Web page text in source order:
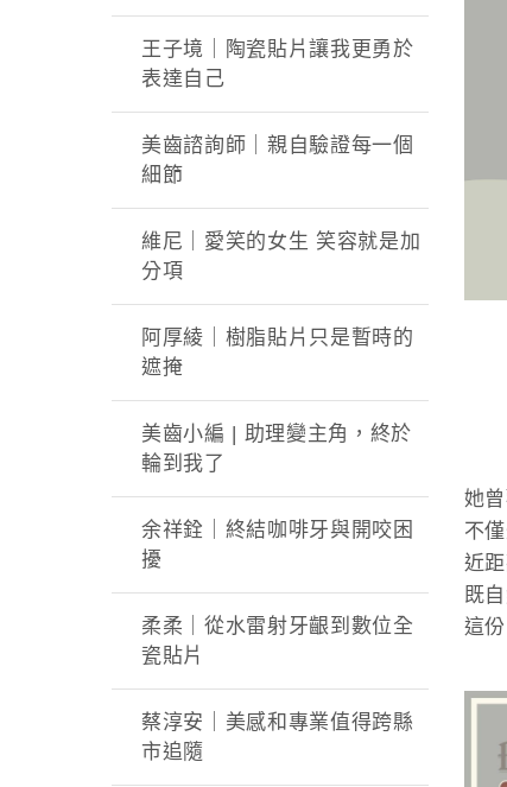
王子境｜陶瓷貼片讓我更勇於
表達自己
美齒諮詢師｜親自驗證每一個
細節
維尼｜愛笑的女生 笑容就是加
分項
阿厚綾｜樹脂貼片只是暫時的
遮掩
美齒小編 | 助理變主角，終於
輪到我了
余祥銓｜終結咖啡牙與開咬困
擾
柔柔｜從水雷射牙齦到數位全
瓷貼片
蔡淳安｜美感和專業值得跨縣
市追隨
她
不
近
既
這